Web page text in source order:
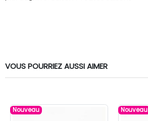
VOUS POURRIEZ AUSSI AIMER
Nouveau Nouveau